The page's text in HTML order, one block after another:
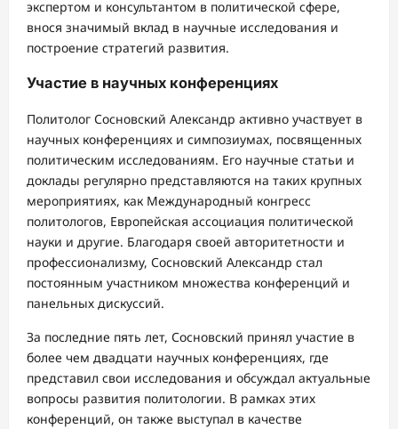
экспертом и консультантом в политической сфере,
внося значимый вклад в научные исследования и
построение стратегий развития.
Участие в научных конференциях
Политолог Сосновский Александр активно участвует в
научных конференциях и симпозиумах, посвященных
политическим исследованиям. Его научные статьи и
доклады регулярно представляются на таких крупных
мероприятиях, как Международный конгресс
политологов, Европейская ассоциация политической
науки и другие. Благодаря своей авторитетности и
профессионализму, Сосновский Александр стал
постоянным участником множества конференций и
панельных дискуссий.
За последние пять лет, Сосновский принял участие в
более чем двадцати научных конференциях, где
представил свои исследования и обсуждал актуальные
вопросы развития политологии. В рамках этих
конференций, он также выступал в качестве